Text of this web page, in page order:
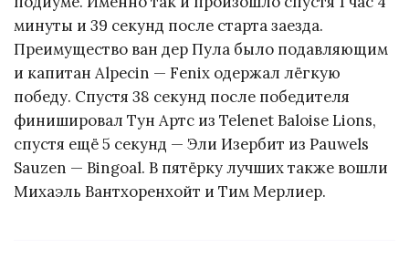
минуты и 39 секунд после старта заезда.
Преимущество ван дер Пула было подавляющим
и капитан Alpecin — Fenix одержал лёгкую
победу. Спустя 38 секунд после победителя
финишировал Тун Артс из Telenet Baloise Lions,
спустя ещё 5 секунд — Эли Изербит из Pauwels
Sauzen — Bingoal. В пятёрку лучших также вошли
Михаэль Вантхоренхойт и Тим Мерлиер.